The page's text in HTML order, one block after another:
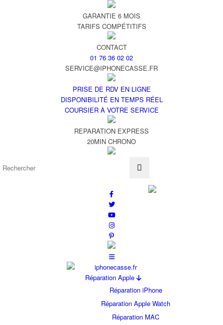
GARANTIE 6 MOIS
TARIFS COMPÉTITIFS
CONTACT
01 76 36 02 02
SERVICE@IPHONECASSE.FR
PRISE DE RDV EN LIGNE
DISPONIBILITÉ EN TEMPS RÉEL
COURSIER À VOTRE SERVICE
REPARATION EXPRESS
20MIN CHRONO
Réparation Apple
Réparation iPhone
Réparation Apple Watch
Réparation MAC